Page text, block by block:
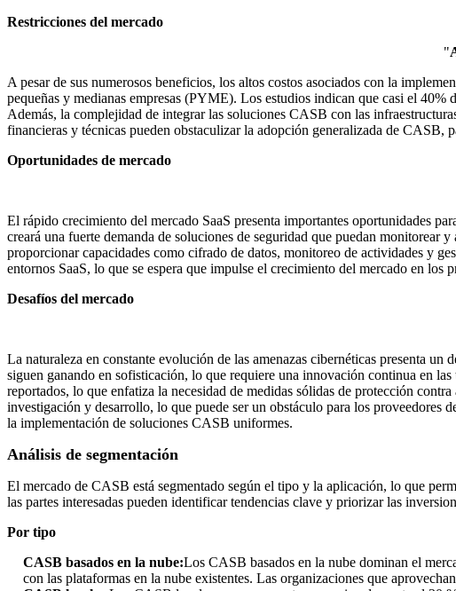
Restricciones del mercado
"
A pesar de sus numerosos beneficios, los altos costos asociados con la
pequeñas y medianas empresas (PYME). Los estudios indican que casi el
Además, la complejidad de integrar las soluciones CASB con las
financieras y técnicas pueden obstaculizar la adopción generalizada de CASB,
Oportunidades de mercado
El rápido crecimiento del mercado SaaS presenta importantes oportunidades
creará una fuerte demanda de soluciones de seguridad que puedan monitorear
proporcionar capacidades como cifrado de datos, monitoreo de actividades y
entornos SaaS, lo que se espera que impulse el crecimiento del mercado en los
Desafíos del mercado
La naturaleza en constante evolución de las amenazas cibernéticas presenta
siguen ganando en sofisticación, lo que requiere una innovación continua en
reportados, lo que enfatiza la necesidad de medidas sólidas de protección
investigación y desarrollo, lo que puede ser un obstáculo para los proveedores
la implementación de soluciones CASB uniformes.
Análisis de segmentación
El mercado de CASB está segmentado según el tipo y la aplicación, lo que
las partes interesadas pueden identificar tendencias clave y priorizar las
Por tipo
CASB basados ​​en la nube:Los CASB basados ​​en la nube dominan el
con las plataformas en la nube existentes. Las organizaciones que